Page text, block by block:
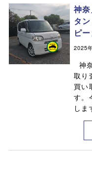
神
タ
ピ
2025
神
取り
買い
す。
し